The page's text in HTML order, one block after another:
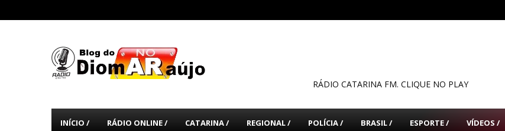
RÁDIO CATARINA FM. CLIQUE NO PLAY
INÍCIO / RÁDIO ONLINE / CATARINA / REGIONAL / POLÍCIA / BRASIL / ESPORTE / VÍDEOS /